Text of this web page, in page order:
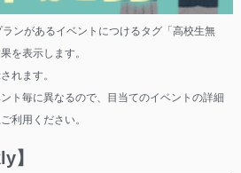
ンがあるイベントにつけるタグ「高校生無
を表示します。
れます。
ト毎に異なるので、目当てのイベントの詳細
利用ください。
】